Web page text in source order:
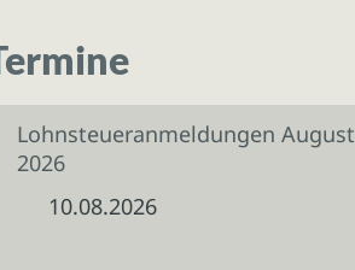
Lohnsteueranmeldungen August
2026
10.08.2026